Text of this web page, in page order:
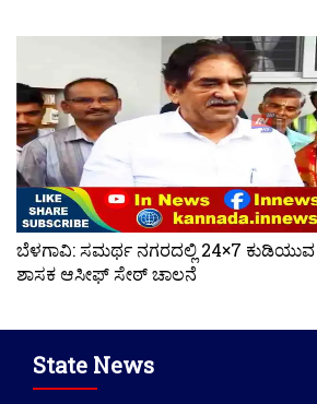
ಬೆಳಗಾವಿ: ಸಮರ್ಥ ನಗರದಲ್ಲಿ 24×7
ಶಾಸಕ ಆಸೀಫ್ ಸೇಠ್ ಚಾಲನೆ
State News